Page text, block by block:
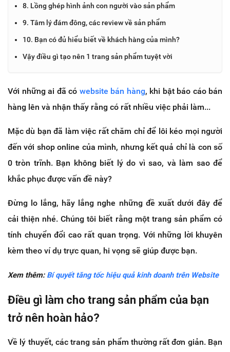
8. Lồng ghép hình ảnh con người vào sản phẩm
9. Tâm lý đám đông, các review về sản phẩm
10. Bạn có đủ hiểu biết về khách hàng của mình?
Vậy điều gì tạo nên 1 trang sản phẩm tuyệt vời
Với những ai đã có website bán hàng, khi bật báo cáo bán
hàng lên và nhận thấy rằng có rất nhiều việc phải làm...
Mặc dù bạn đã làm việc rất chăm chỉ để lôi kéo mọi người
đến với shop online của mình, nhưng kết quả chỉ là con số
0 tròn trĩnh. Bạn không biết lý do vì sao, và làm sao để
khắc phục được vấn đề này?
Đừng lo lắng, hãy lắng nghe những đề xuất dưới đây để
cải thiện nhé. Chúng tôi biết rằng một trang sản phẩm có
tính chuyển đổi cao rất quan trọng. Với những lời khuyên
kèm theo ví dụ trực quan, hi vọng sẽ giúp được bạn.
Xem thêm: Bí quyết tăng tốc hiệu quả kinh doanh trên Website
Điều gì làm cho trang sản phẩm của bạn
trở nên hoàn hảo?
Về lý thuyết, các trang sản phẩm thường rất đơn giản. Bạn